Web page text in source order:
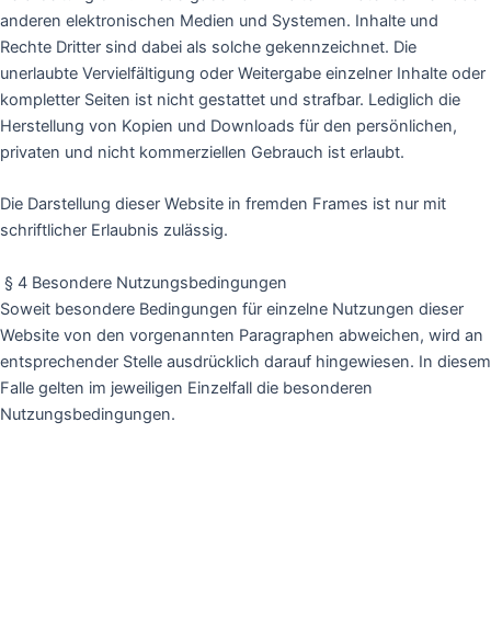
anderen elektronischen Medien und Systemen. Inhalte und
Rechte Dritter sind dabei als solche gekennzeichnet. Die
unerlaubte Vervielfältigung oder Weitergabe einzelner Inhalte oder
kompletter Seiten ist nicht gestattet und strafbar. Lediglich die
Herstellung von Kopien und Downloads für den persönlichen,
privaten und nicht kommerziellen Gebrauch ist erlaubt.
Die Darstellung dieser Website in fremden Frames ist nur mit
schriftlicher Erlaubnis zulässig.
§ 4 Besondere Nutzungsbedingungen
Soweit besondere Bedingungen für einzelne Nutzungen dieser
Website von den vorgenannten Paragraphen abweichen, wird an
entsprechender Stelle ausdrücklich darauf hingewiesen. In diesem
Falle gelten im jeweiligen Einzelfall die besonderen
Nutzungsbedingungen.